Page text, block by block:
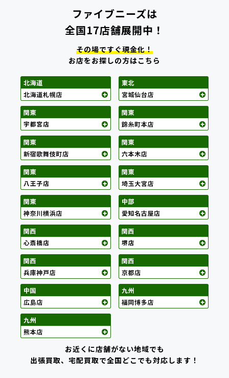
ファイブニーズは
全国17店舗展開中！
その場ですぐ現金化！
お店をお探しの方はこちら
お近くに店舗がない地域でも
出張買取、宅配買取で全国どこでも対応します！